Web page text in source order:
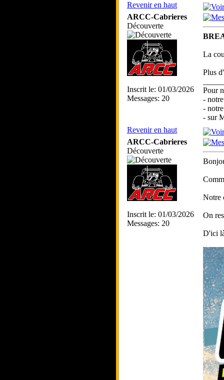
Revenir en haut
ARCC-Cabrieres
Découverte
Inscrit le: 01/03/2026
Messages: 20
La
Plus
Pour
-
-
- sur
Revenir en haut
ARCC-Cabrieres
Découverte
Inscrit le: 01/03/2026
Messages: 20
Notre
On
D'ici